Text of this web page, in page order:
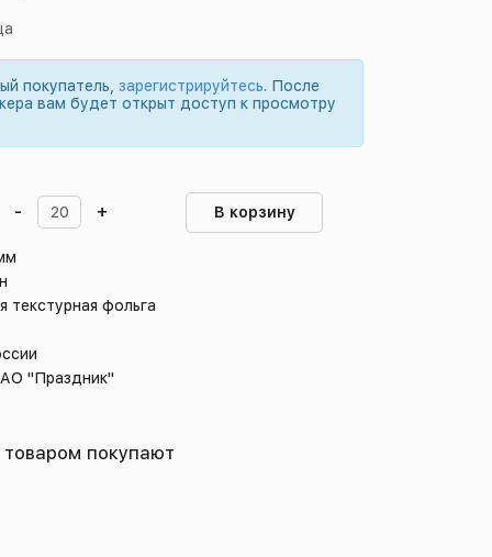
покупатель,зарегистрируйтесь. После
вам будет открыт доступ к просмотру
- + В корзину
текстурная фольга
АО "Праздник"
покупают